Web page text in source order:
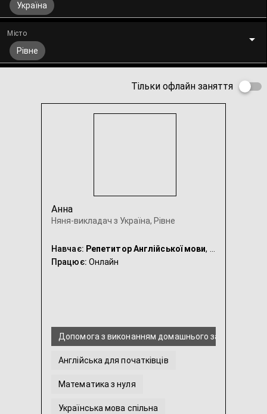
Україна
Місто
Рівне
Тільки офлайн заняття
Анна
Няня-викладач з Україна, Рівне
Навчає: Репетитор Англійської мови, Репетитор для Початкової Школи, Репетитор Математики, Репетитор Української мови, Няня
Працює: Онлайн
Допомога з виконанням домашнього завдання з
Англійська для початківців
Математика з нуля
Українська мова спільна